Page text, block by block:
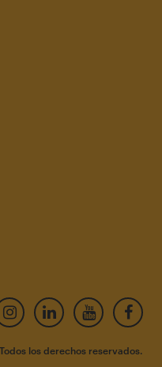
los derechos reservados.